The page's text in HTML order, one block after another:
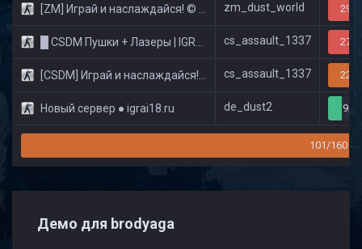
[ZM] Играй и наслаждайся! © Zombie Show zm_dust_world 29/
█ CSDM Пушки + Лазеры | IGRAI18.RU ツ █ cs_assault_1337 27/
[CSDM] Играй и наслаждайся! © Classic cs_assault_1337 22/
Новый сервер ● igrai18.ru de_dust2 9/
101/160
Демо для brodyaga